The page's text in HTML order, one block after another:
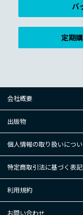
バ
定期
会社概要
出版物
個人情報の取り扱いにつ
特定商取引法に基づく表記
利用規約
お問い合わせ